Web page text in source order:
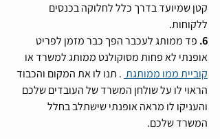
קטן שמיועד בדרך כלל לחלוקה בכנסים
ללקוחות.
6. פד ממותג לעכבר הפך כבר מזמן לפריט
אופנתי לא פחות מסוקולנט ממותג למשרד או
קוביית ממו ממותגת . תנו לו את המקום והכבוד
הראוי לו על שולחן המשרד של העובדים שלכם
והעניקו לו מראה אופנתי שישתלב בחלל
המשרד שלכם.